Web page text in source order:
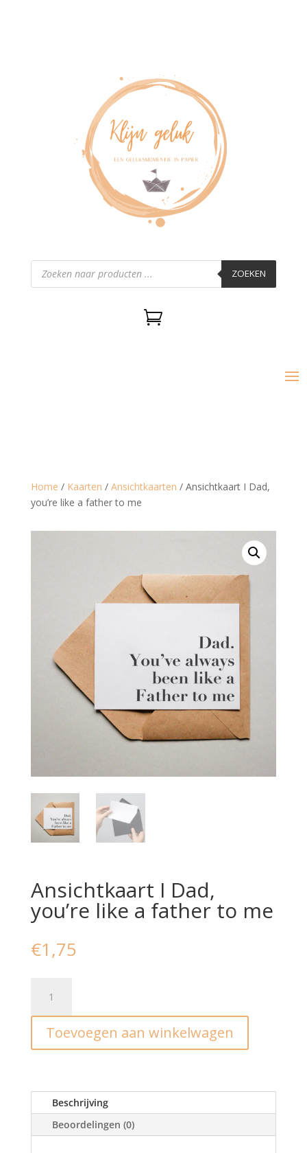
Producten
zoeken ZOEKEN

Home / Kaarten / Ansichtkaarten / Ansichtkaart I Dad,
you’re like a father to me
Ansichtkaart I Dad,
you’re like a father to me
€1,75
Dad,
you're
like
to
me
aantal
Toevoegen aan winkelwagen
Beschrijving
Beoordelingen (0)